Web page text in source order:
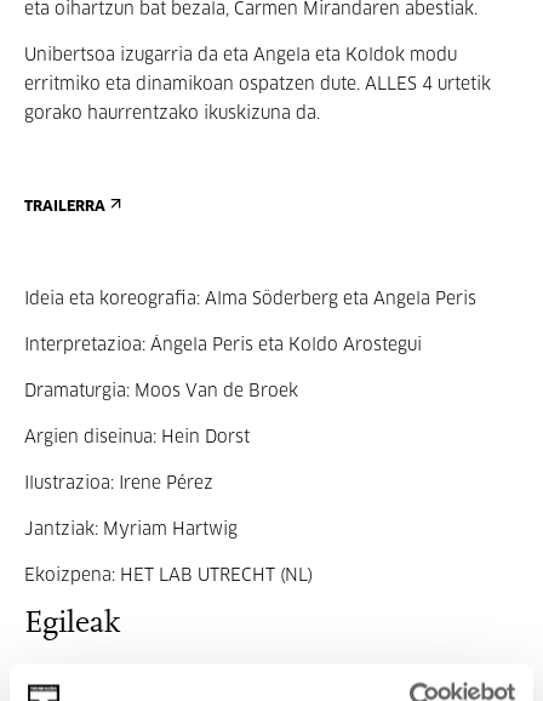
eta oihartzun bat bezala, Carmen Mirandaren abestiak.
Unibertsoa izugarria da eta Angela eta Koldok modu
erritmiko eta dinamikoan ospatzen dute. ALLES 4 urtetik
gorako haurrentzako ikuskizuna da.
TRAILERRA
Ideia eta koreografia: Alma Söderberg eta Angela Peris
Interpretazioa: Ángela Peris eta Koldo Arostegui
Dramaturgia: Moos Van de Broek
Argien diseinua: Hein Dorst
Ilustrazioa: Irene Pérez
Jantziak: Myriam Hartwig
Ekoizpena: HET LAB UTRECHT (NL)
Egileak